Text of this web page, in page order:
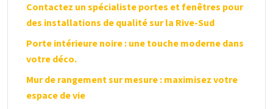
Contactez un spécialiste portes et fenêtres pour
des installations de qualité sur la Rive-Sud
Porte intérieure noire : une touche moderne dans
votre déco.
Mur de rangement sur mesure : maximisez votre
espace de vie